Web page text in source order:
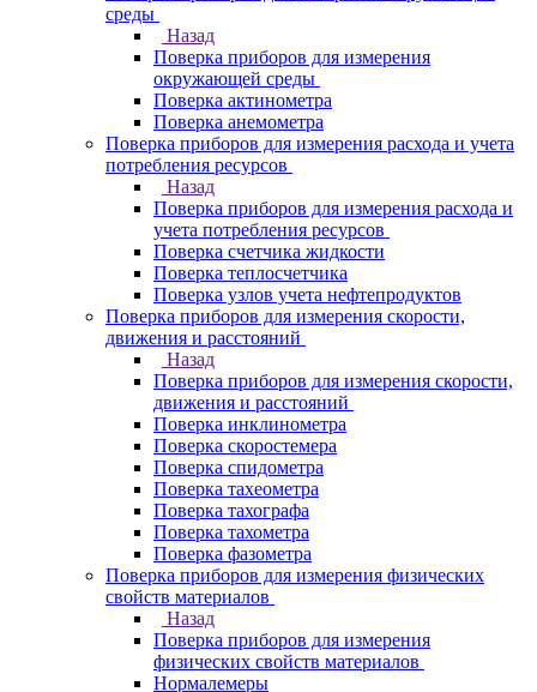
среды
Назад
Поверка приборов для измерения
окружающей среды
Поверка актинометра
Поверка анемометра
Поверка приборов для измерения расхода и учета
потребления ресурсов
Назад
Поверка приборов для измерения расхода и
учета потребления ресурсов
Поверка счетчика жидкости
Поверка теплосчетчика
Поверка узлов учета нефтепродуктов
Поверка приборов для измерения скорости,
движения и расстояний
Назад
Поверка приборов для измерения скорости,
движения и расстояний
Поверка инклинометра
Поверка скоростемера
Поверка спидометра
Поверка тахеометра
Поверка тахографа
Поверка тахометра
Поверка фазометра
Поверка приборов для измерения физических
свойств материалов
Назад
Поверка приборов для измерения
физических свойств материалов
Нормалемеры